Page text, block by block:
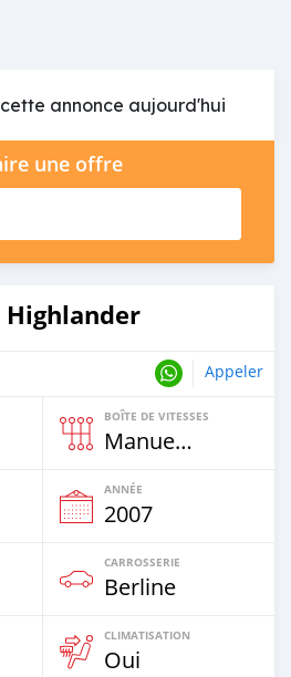
annonce aujourd'hui
une offre
Appeler
BOÎTE DE VITESSES
Manuelle
ANNÉE
2007
CARROSSERIE
Berline
CLIMATISATION
Oui